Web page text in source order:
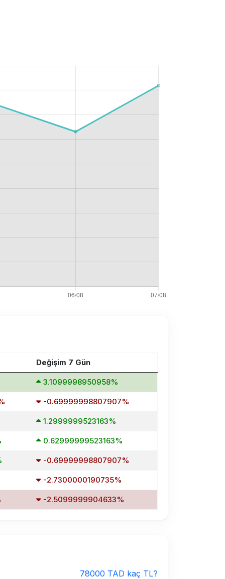
Değişim 7 Gün
3.1099998950958%
-0.69999998807907%
1.2999999523163%
0.62999999523163%
-0.69999998807907%
-2.7300000190735%
-2.5099999904633%
78000 TAD kaç TL?